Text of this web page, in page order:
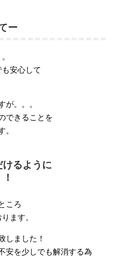
ー
安心して
が。。。
できることを
。
るように
ころ
ます。
しました！
安を少しでも解消する為